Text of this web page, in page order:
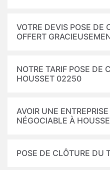
VOTRE DEVIS POSE DE
OFFERT
NOTRE TARIF POSE DE
HOUSSET 02250
AVOIR UNE
NÉGOCIABLE À
POSE DE CLÔTURE DU